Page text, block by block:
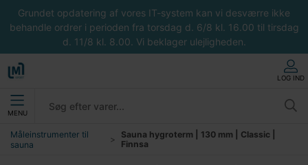
Grundet opdatering af vores IT-system kan vi desværre ikke
behandle ordrer i perioden fra torsdag d. 6/8 kl. 16.00 til tirsdag
d. 11/8 kl. 8.00. Vi beklager ulejligheden.
LOG IND
MENU
Måleinstrumenter til
sauna
Sauna hygroterm | 130 mm | Classic |
Finnsa